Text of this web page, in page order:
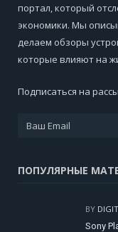
портал, который
экономики. Мы
делаем обзоры
которые влияют на
Подписаться на
ПОПУЛЯРНЫЕ
BY
Sony